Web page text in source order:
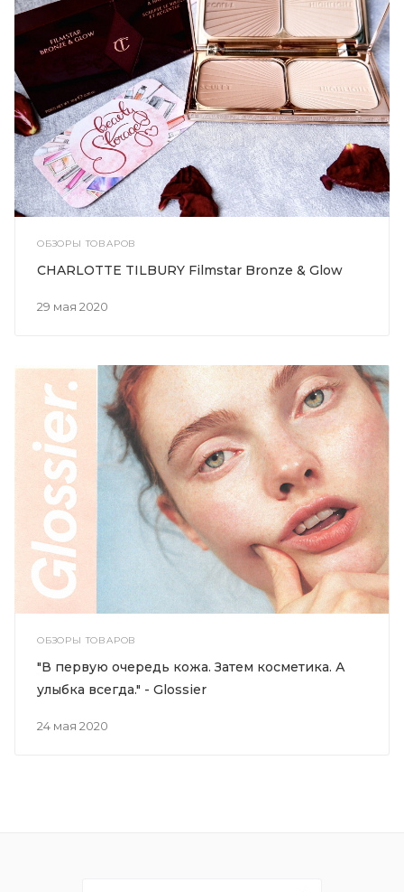
ОБЗОРЫ ТОВАРОВ
29 мая 2020
CHARLOTTE TILBURY Filmstar Bronze & Glow
ОБЗОРЫ ТОВАРОВ
24 мая 2020
"В первую очередь кожа. Затем косметика. А
улыбка всегда." - Glossier